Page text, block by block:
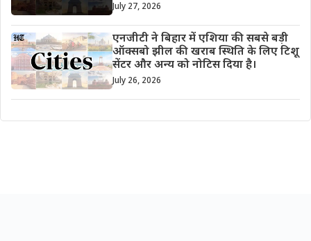
July 27, 2026
एनजीटी ने बिहार में एशिया की सबसे बड़ी
ऑक्सबो झील की खराब स्थिति के लिए टिशू
सेंटर और अन्य को नोटिस दिया है।
July 26, 2026